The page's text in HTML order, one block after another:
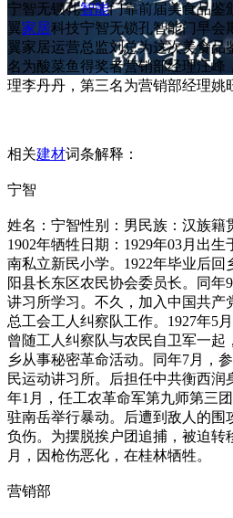
宁智无锁孔智能门靠前届美食品鉴
翼家居科技宁智无锁孔智能门早会
翼家居运营总监刘总为这次美食品
名为酸菜鱼得奖者营销部经理汪峰
理李丹丹，第三名为营销部经理姚
相关建材词条解释：
宁智
姓名：宁智性别：男民族：汉族籍
1902年牺牲日期：1929年03月出
南私立新民小学。1922年毕业后回
阳县长东区农民协会委员长。同年
讲习所学习。不久，加入中国共产
总工会工人纠察队工作。1927年5
曾随工人纠察队与农民自卫军一起
乡从事秘密革命活动。同年7月，
民运动讲习所。后担任中共衡西润
年1月，任工农革命军第九师第三
驻南岳举行暴动。后遭到敌人的围
负伤。为摆脱挨户团追捕，被迫转
月，因枪伤恶化，在桂林牺牲。
营销部